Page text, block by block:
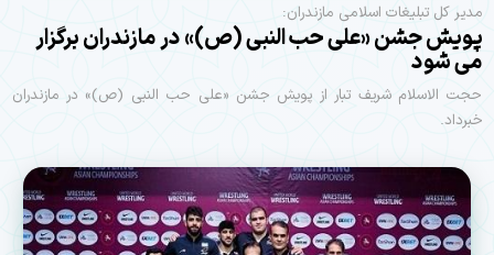
مدیر کل تبلیغات اسلامی مازندران:
پویش جشن «علی حب النبی (ص)» در مازندران برگزار
می شود
حجت الاسلام شریف تبار از پویش جشن «علی حب النبی (ص)» در مازندران
خبرداد.